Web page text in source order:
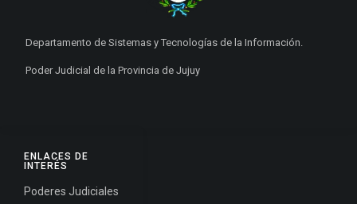
ENLACES DE
INTERÉS
Poderes Judiciales
Departamento de Sistemas y Tecnologías de la Información.
Poder Judicial de la Provincia de Jujuy